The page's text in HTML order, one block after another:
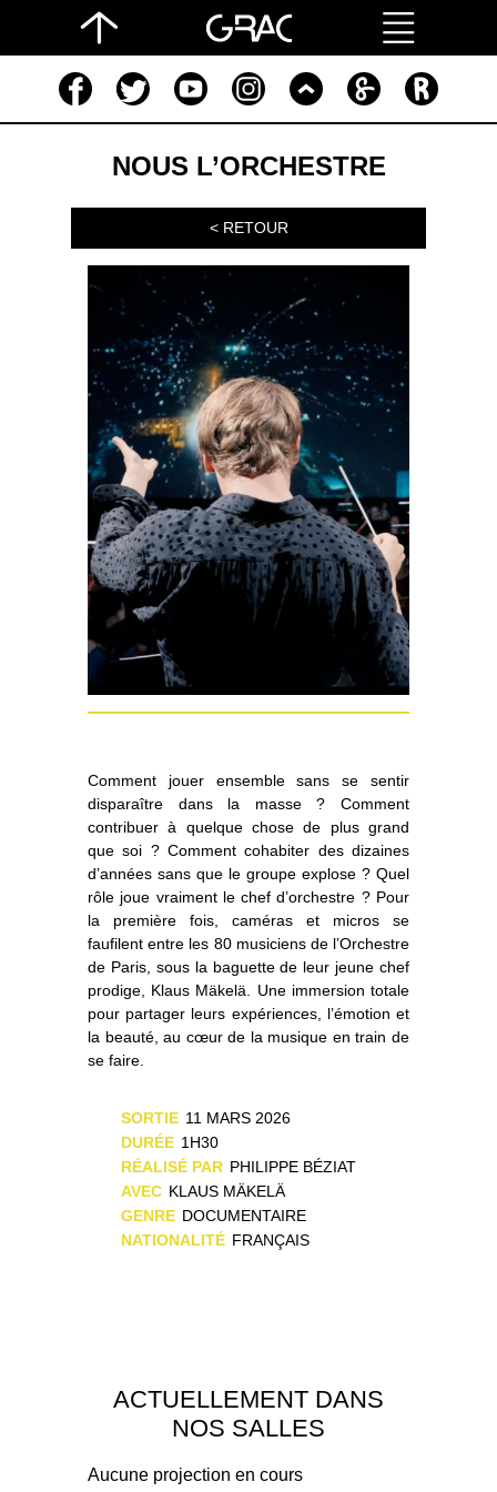
NOUS L’ORCHESTRE
< RETOUR
Comment jouer ensemble sans se sentir
disparaître dans la masse ? Comment
contribuer à quelque chose de plus grand
que soi ? Comment cohabiter des dizaines
d’années sans que le groupe explose ? Quel
rôle joue vraiment le chef d’orchestre ? Pour
la première fois, caméras et micros se
faufilent entre les 80 musiciens de l’Orchestre
de Paris, sous la baguette de leur jeune chef
prodige, Klaus Mäkelä. Une immersion totale
pour partager leurs expériences, l’émotion et
la beauté, au cœur de la musique en train de
se faire.
SORTIE 11 MARS 2026
DURÉE 1H30
RÉALISÉ PAR PHILIPPE BÉZIAT
AVEC KLAUS MÄKELÄ
GENRE DOCUMENTAIRE
NATIONALITÉ FRANÇAIS
ACTUELLEMENT DANS
NOS SALLES
Aucune projection en cours